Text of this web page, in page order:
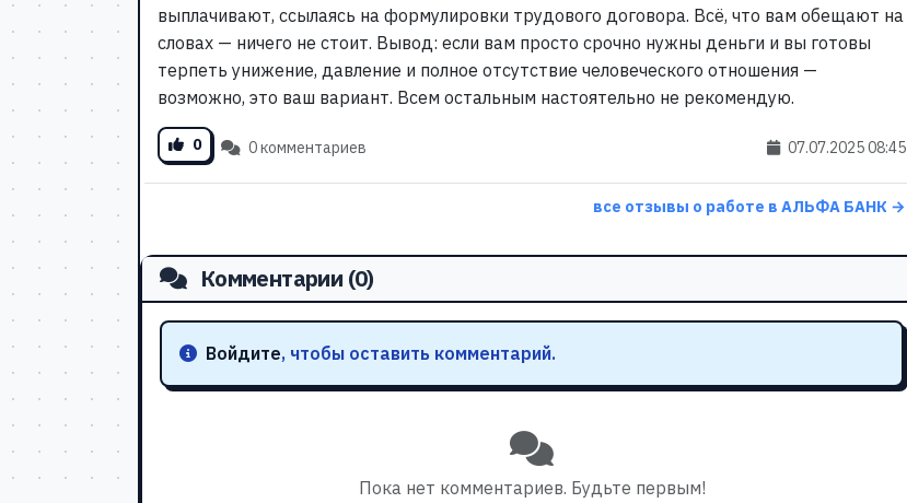
выплачивают, ссылаясь на формулировки трудового договора. Всё, что вам обещают на
словах — ничего не стоит. Вывод: если вам просто срочно нужны деньги и вы готовы
терпеть унижение, давление и полное отсутствие человеческого отношения —
возможно, это ваш вариант. Всем остальным настоятельно не рекомендую.
0 0 комментариев 07.07.2025 08:45
все отзывы о работе в АЛЬФА БАНК →
Комментарии (0)
Войдите, чтобы оставить комментарий.
Пока нет комментариев. Будьте первым!